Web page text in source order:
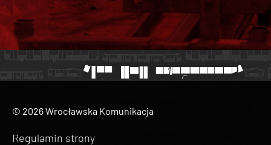
© 2026 Wrocławska Komunikacja
Regulamin strony